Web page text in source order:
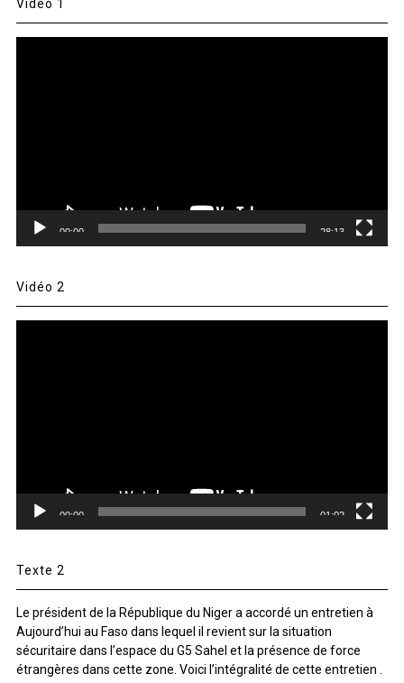
Vidéo 1
00:00 28:13
Vidéo 2
00:00 01:02
Texte 2
Le président de la République du Niger a accordé un entretien à
Aujourd’hui au Faso dans lequel il revient sur la situation
sécuritaire dans l’espace du G5 Sahel et la présence de force
étrangères dans cette zone. Voici l’intégralité de cette entretien .